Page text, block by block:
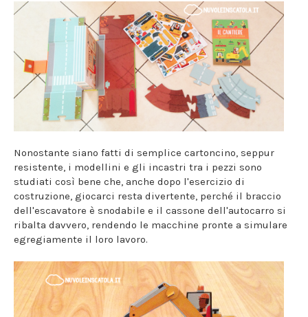
Nonostante siano fatti di semplice cartoncino, seppur
resistente, i modellini e gli incastri tra i pezzi sono
studiati così bene che, anche dopo l'esercizio di
costruzione, giocarci resta divertente, perché il braccio
dell'escavatore è snodabile e il cassone dell'autocarro si
ribalta davvero, rendendo le macchine pronte a simulare
egregiamente il loro lavoro.